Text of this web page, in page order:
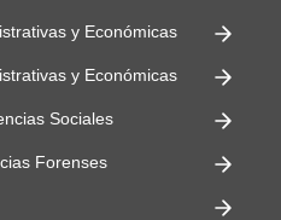
y Económicas
y Económicas
Sociales
Forenses